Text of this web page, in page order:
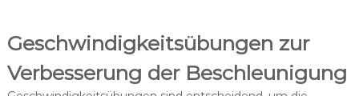
Geschwindigkeitsübungen zur
Verbesserung der Beschleunigung